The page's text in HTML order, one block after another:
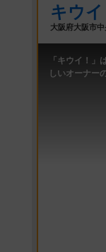
キウ
大阪府大阪市
「キウイ！
しいオーナー